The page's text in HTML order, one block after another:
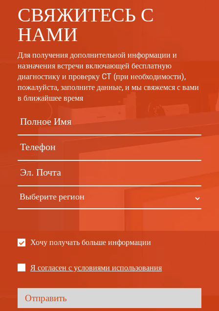
СВЯЖИТЕСЬ С
НАМИ
Для получения дополнительной информации и
назначения встречи включающей бесплатную
диагностику и проверку CT (при необходимости),
пожалуйста, заполните данные, и мы свяжемся с вами
в ближайшее время
Хочу получать больше информации
Я согласен с условиями использования